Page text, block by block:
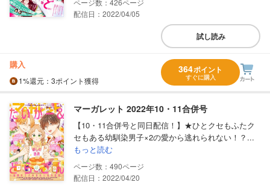
426
配信日：2022/04/05
試し読み
購入
1%還元 ：3ポイント獲得
364ポイント
すぐに購入
マーガレット 2022年10・11合併号
【10・11合併号と同日配信！】★ひとクセもふたク
セもある幼馴染男子×2の愛から逃れられない！？...
もっと読む
490
配信日：2022/04/20